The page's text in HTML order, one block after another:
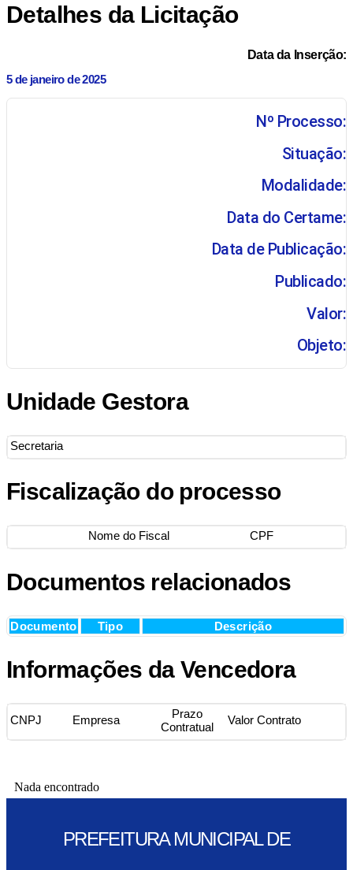
Detalhes da Licitação
Data da Inserção:
5 de janeiro de 2025
Nº Processo:
Situação:
Modalidade:
Data do Certame:
Data de Publicação:
Publicado:
Valor:
Objeto:
Unidade Gestora
Secretaria
Fiscalização do processo
Nome do Fiscal CPF
Documentos relacionados
Documento Tipo Descrição
Informações da Vencedora
CNPJ Empresa
Prazo
Contratual
Valor Contrato
Nada encontrado
PREFEITURA MUNICIPAL DE